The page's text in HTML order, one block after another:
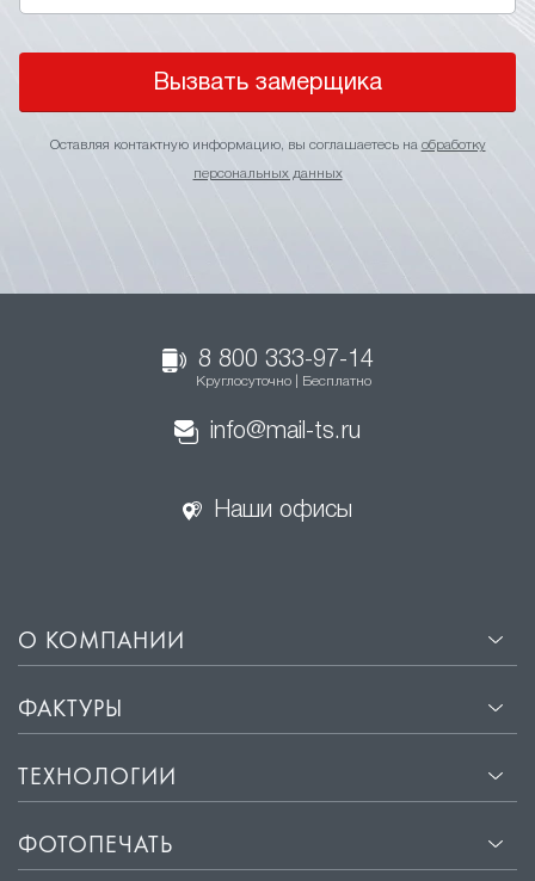
Вызвать замерщика
Оставляя контактную информацию, вы соглашаетесь на обработку
персональных данных
8 800 333-97-14
Круглосуточно | Бесплатно
info@mail-ts.ru
Наши офисы
О КОМПАНИИ
ФАКТУРЫ
ТЕХНОЛОГИИ
ФОТОПЕЧАТЬ